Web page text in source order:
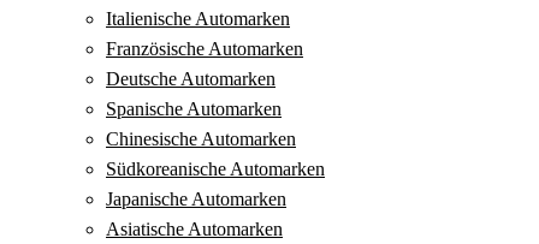
Italienische Automarken
Französische Automarken
Deutsche Automarken
Spanische Automarken
Chinesische Automarken
Südkoreanische Automarken
Japanische Automarken
Asiatische Automarken